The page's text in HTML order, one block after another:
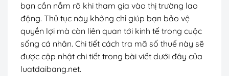
bạn cần nắm rõ khi tham gia vào thị trường lao
động. Thủ tục này không chỉ giúp bạn bảo vệ
quyền lợi mà còn liên quan tới kinh tế trong cuộc
sống cá nhân. Chi tiết cách tra mã số thuế này sẽ
được cập nhật chi tiết trong bài viết dưới đây của
luatdaibang.net.